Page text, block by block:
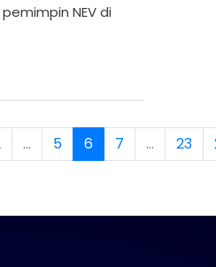
NEV di
... 5 6 7 ... 23